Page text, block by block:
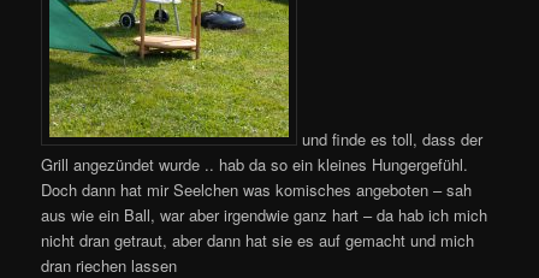
und finde es toll, dass der
Grill angezündet wurde .. hab da so ein kleines Hungergefühl.
Doch dann hat mir Seelchen was komisches angeboten – sah
aus wie ein Ball, war aber irgendwie ganz hart – da hab ich mich
nicht dran getraut, aber dann hat sie es auf gemacht und mich
dran riechen lassen